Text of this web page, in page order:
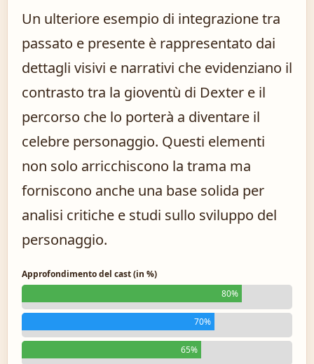
Un ulteriore esempio di integrazione tra
passato e presente è rappresentato dai
dettagli visivi e narrativi che evidenziano il
contrasto tra la gioventù di Dexter e il
percorso che lo porterà a diventare il
celebre personaggio. Questi elementi
non solo arricchiscono la trama ma
forniscono anche una base solida per
analisi critiche e studi sullo sviluppo del
personaggio.
Approfondimento del cast (in %)
80%
70%
65%